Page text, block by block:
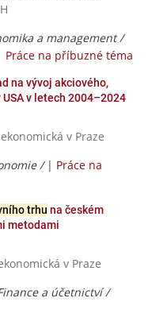
a management /
Práce na příbuzné téma
na vývoj akciového,
USA v letech 2004–2024
v Praze
/ | Práce na
trhu na českém
metodami
v Praze
a účetnictví /